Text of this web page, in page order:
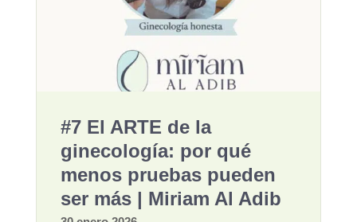
#7 El ARTE de la
ginecología: por qué
menos pruebas pueden
ser más | Miriam Al Adib